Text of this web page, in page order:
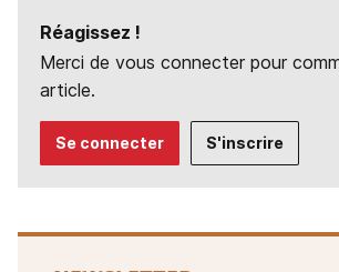
Réagissez !
Merci de vous connecter pour
article.
Se connecter S'inscrire